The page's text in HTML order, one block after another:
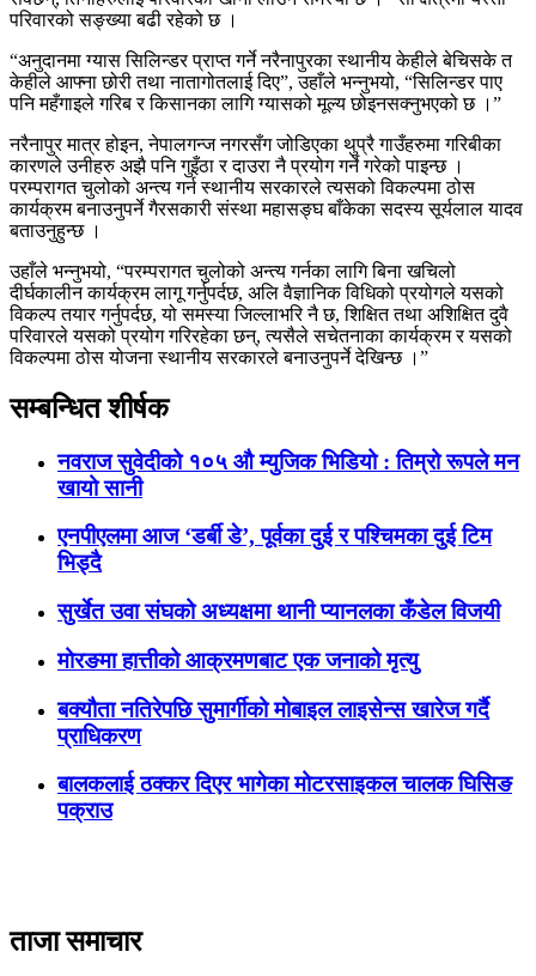
परिवारको सङ्ख्या बढी रहेको छ ।
“अनुदानमा ग्यास सिलिन्डर प्राप्त गर्ने नरैनापुरका स्थानीय केहीले बेचिसके त
केहीले आफ्ना छोरी तथा नातागोतलाई दिए”, उहाँले भन्नुभयो, “सिलिन्डर पाए
पनि महँगाइले गरिब र किसानका लागि ग्यासको मूल्य छोइनसक्नुभएको छ ।”
नरैनापुर मात्र होइन, नेपालगन्ज नगरसँग जोडिएका थुप्रै गाउँहरुमा गरिबीका
कारणले उनीहरु अझै पनि गुइँठा र दाउरा नै प्रयोग गर्ने गरेको पाइन्छ ।
परम्परागत चुलोको अन्त्य गर्न स्थानीय सरकारले त्यसको विकल्पमा ठोस
कार्यक्रम बनाउनुपर्ने गैरसकारी संस्था महासङ्घ बाँकेका सदस्य सूर्यलाल यादव
बताउनुहुन्छ ।
उहाँले भन्नुभयो, “परम्परागत चुलोको अन्त्य गर्नका लागि बिना खचिलो
दीर्घकालीन कार्यक्रम लागू गर्नुपर्दछ, अलि वैज्ञानिक विधिको प्रयोगले यसको
विकल्प तयार गर्नुपर्दछ, यो समस्या जिल्लाभरि नै छ, शिक्षित तथा अशिक्षित दुवै
परिवारले यसको प्रयोग गरिरहेका छन्, त्यसैले सचेतनाका कार्यक्रम र यसको
विकल्पमा ठोस योजना स्थानीय सरकारले बनाउनुपर्ने देखिन्छ ।”
सम्बन्धित शीर्षक
नवराज सुवेदीको १०५ औ म्युजिक भिडियो : तिम्रो रूपले मन
खायो सानी
एनपीएलमा आज ‘डर्बी डे’, पूर्वका दुई र पश्चिमका दुई टिम
भिड्दै
सुर्खेत उवा संघको अध्यक्षमा थानी प्यानलका कँडेल विजयी
मोरङमा हात्तीको आक्रमणबाट एक जनाको मृत्यु
बक्यौता नतिरेपछि सुमार्गीको मोबाइल लाइसेन्स खारेज गर्दै
प्राधिकरण
बालकलाई ठक्कर दिएर भागेका मोटरसाइकल चालक घिसिङ
पक्राउ
ताजा समाचार